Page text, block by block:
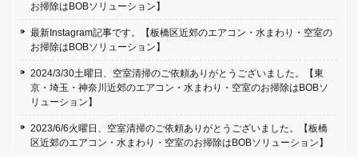
お掃除はBOBソリューション】
最新Instagram記事です。【板橋区近郊のエアコン・水まわり・空室の
お掃除はBOBソリューション】
2024/3/30土曜日、空室清掃のご依頼ありがとうございました。【東
京・埼玉・神奈川近郊のエアコン・水まわり・空室のお掃除はBOBソ
リューション】
2023/6/6火曜日、空室清掃のご依頼ありがとうございました。【板橋
区近郊のエアコン・水まわり・空室のお掃除はBOBソリューション】